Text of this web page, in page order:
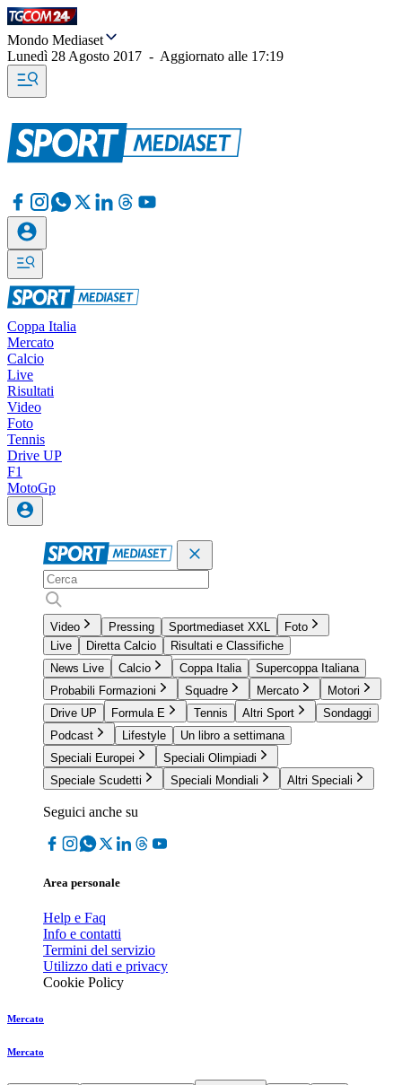
Mondo Mediaset
Lunedì 28 Agosto 2017 - Aggiornato alle 17:19
Coppa Italia
Mercato
Calcio
Live
Risultati
Video
Foto
Tennis
Drive UP
F1
MotoGp
Video Pressing Sportmediaset XXL
Foto
Live
Diretta Calcio
Risultati e Classifiche
News Live
Calcio Coppa Italia
Supercoppa Italiana
Probabili Formazioni
Squadre Mercato
Motori
Drive UP
Formula E Tennis Altri Sport
Sondaggi
Podcast
Lifestyle
Un libro a settimana
Speciali Europei
Speciali Olimpiadi
Speciale Scudetti
Speciali Mondiali Altri Speciali
Seguici anche su
Area personale
Help e Faq
Info e contatti
Termini del servizio
Utilizzo dati e privacy
Cookie Policy
Mercato
Mercato